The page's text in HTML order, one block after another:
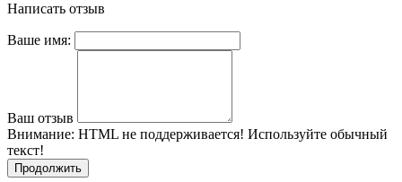
Написать отзыв
Ваше имя:
Ваш отзыв
Внимание: HTML не поддерживается! Используйте обычный
текст!
Продолжить